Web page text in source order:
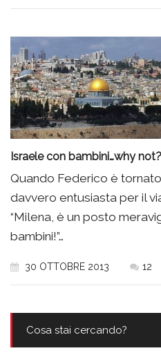
Israele con bambini…why
Quando Federico è
davvero entusiasta per il
“Milena, è un posto
bambini!”…
30 OTTOBRE 2013 12
Cosa stai cercando?